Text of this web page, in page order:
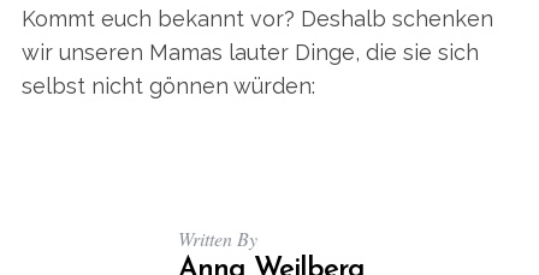
Kommt euch bekannt vor? Deshalb schenken
wir unseren Mamas lauter Dinge, die sie sich
selbst nicht gönnen würden:
Written By